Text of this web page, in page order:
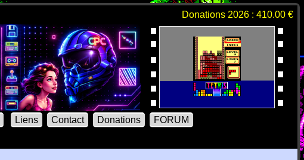
Donations 2026 : 410.00 €
Liens Contact Donations
FORUM